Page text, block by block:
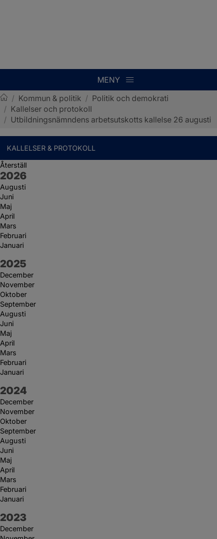
MENY
Sotenäs kommun
/ Kommun & politik / Politik och demokrati
/ Kallelser och protokoll
/ Utbildningsnämndens arbetsutskotts kallelse 26 augusti
KALLELSER & PROTOKOLL
Återställ
År:
2026
Augusti
Juni
Maj
April
Mars
Februari
Januari
År:
2025
December
November
Oktober
September
Augusti
Juni
Maj
April
Mars
Februari
Januari
År:
2024
December
November
Oktober
September
Augusti
Juni
Maj
April
Mars
Februari
Januari
År:
2023
December